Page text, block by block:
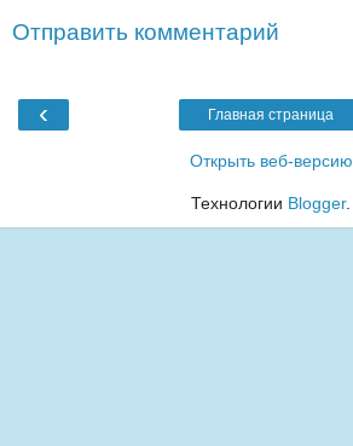
Отправить комментарий
‹ Главная страница
Открыть веб-версию
Технологии Blogger.